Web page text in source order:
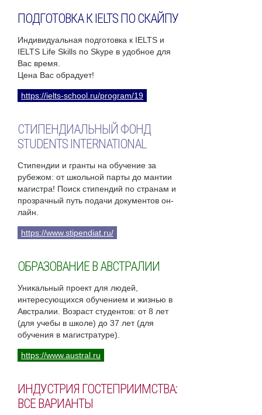
ПОДГОТОВКА К IELTS ПО СКАЙПУ
Индивидуальная подготовка к IELTS и
IELTS Life Skills по Skype в удобное для
Вас время.
Цена Вас обрадует!
https://ielts-school.ru/program/19
СТИПЕНДИАЛЬНЫЙ ФОНД
STUDENTS INTERNATIONAL
Стипендии и гранты на обучение за
рубежом: от школьной парты до мантии
магистра! Поиск стипендий по странам и
прозрачный путь подачи документов он-
лайн.
https://www.stipendiat.ru/
ОБРАЗОВАНИЕ В АВСТРАЛИИ
Уникальный проект для людей,
интересующихся обучением и жизнью в
Австралии. Возраст студентов: от 8 лет
(для учебы в школе) до 37 лет (для
обучения в магистратуре).
https://www.austral.ru
ИНДУСТРИЯ ГОСТЕПРИИМСТВА:
ВСЕ ВАРИАНТЫ